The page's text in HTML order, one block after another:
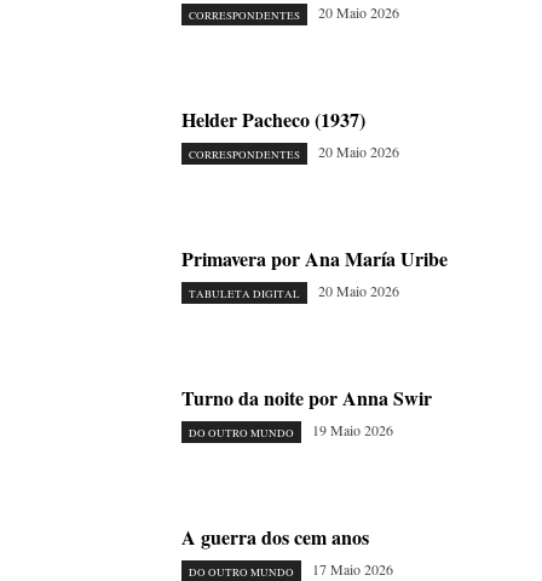
CORRESPONDENTES 20 Maio 2026
Helder Pacheco (1937)
CORRESPONDENTES 20 Maio 2026
Primavera por Ana María Uribe
TABULETA DIGITAL 20 Maio 2026
Turno da noite por Anna Swir
DO OUTRO MUNDO 19 Maio 2026
A guerra dos cem anos
DO OUTRO MUNDO 17 Maio 2026